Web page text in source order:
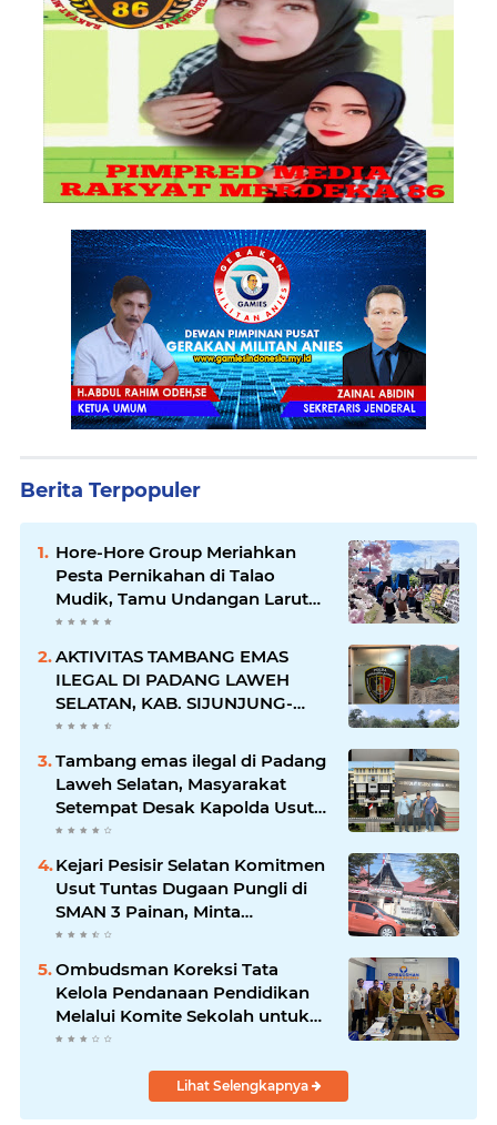
Berita Terpopuler
Hore-Hore Group Meriahkan
Pesta Pernikahan di Talao
Mudik, Tamu Undangan Larut
dalam Suasana Penuh
AKTIVITAS TAMBANG EMAS
ILEGAL DI PADANG LAWEH
SELATAN, KAB. SIJUNJUNG-
SUMBAR SEMAKIN
MERAJALELA
Tambang emas ilegal di Padang
Laweh Selatan, Masyarakat
Setempat Desak Kapolda Usut
Tuntas
Kejari Pesisir Selatan Komitmen
Usut Tuntas Dugaan Pungli di
SMAN 3 Painan, Minta
Inspektorat Sumbar Lakukan
Pemeriksaan
Ombudsman Koreksi Tata
Kelola Pendanaan Pendidikan
Melalui Komite Sekolah untuk
Cegah Maladministrasi dan
Lihat Selengkapnya